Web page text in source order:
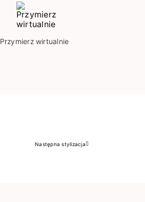
Przymierz wirtualnie
Następny
Następna stylizacja